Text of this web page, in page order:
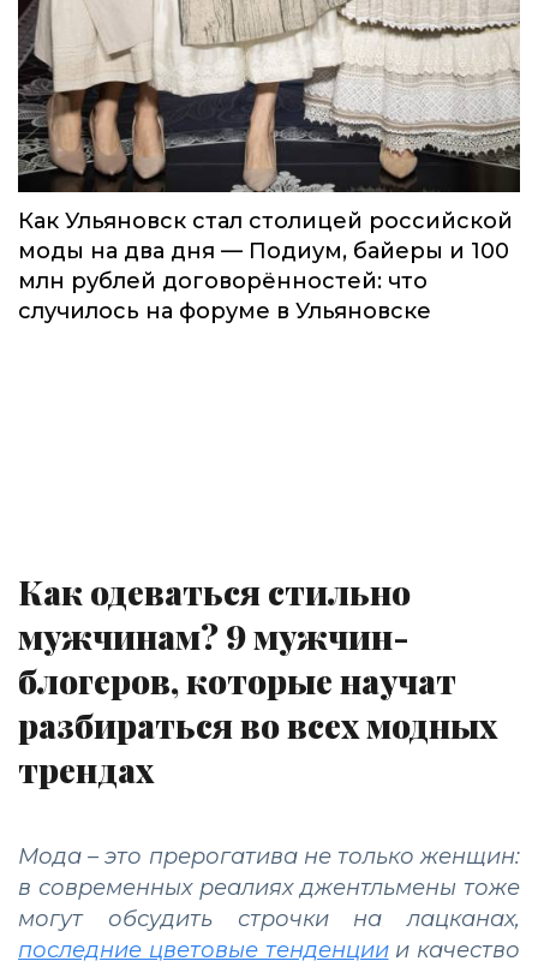
Как Ульяновск стал столицей российской
моды на два дня — Подиум, байеры и 100
млн рублей договорённостей: что
случилось на форуме в Ульяновске
Как одеваться стильно
мужчинам? 9 мужчин-
блогеров, которые научат
разбираться во всех модных
трендах
Мода – это прерогатива не только женщин:
в современных реалиях джентльмены тоже
могут обсудить строчки на лацканах,
последние цветовые тенденциии качество